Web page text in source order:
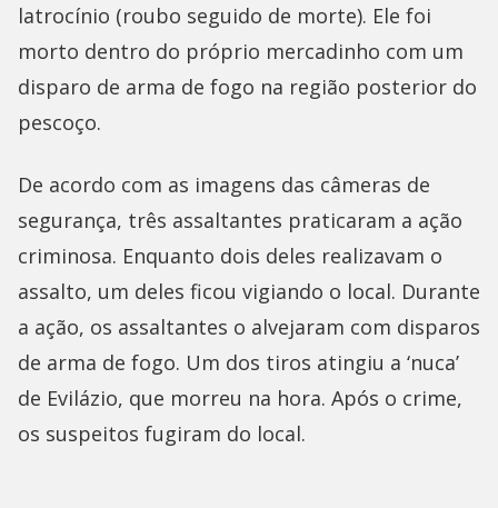
latrocínio (roubo seguido de morte). Ele foi
morto dentro do próprio mercadinho com um
disparo de arma de fogo na região posterior do
pescoço.
De acordo com as imagens das câmeras de
segurança, três assaltantes praticaram a ação
criminosa. Enquanto dois deles realizavam o
assalto, um deles ficou vigiando o local. Durante
a ação, os assaltantes o alvejaram com disparos
de arma de fogo. Um dos tiros atingiu a ‘nuca’
de Evilázio, que morreu na hora. Após o crime,
os suspeitos fugiram do local.